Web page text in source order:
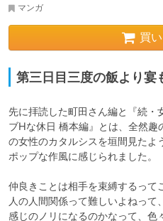
マンガ
買
第三日目三度の飯より宴
先に拝読した町田さん編と『続・
ブHな休日 橋本編』とは、全然
の女性のカタルシスを垣間見たよ
ポップな作風に感じられました。
仲良きことは相手を束縛するって
人の人間関係って難しいよねっ
感じのノリになるのかなって、色